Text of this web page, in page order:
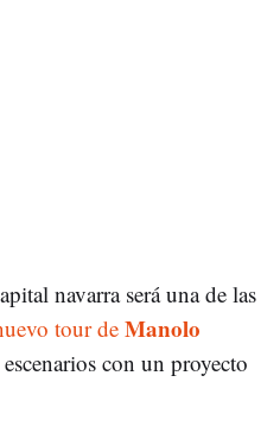
navarra será una de las
tour de Manolo
con un proyecto